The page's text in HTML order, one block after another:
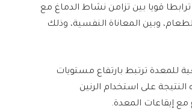
قويا بين تزامن نشاط الدماغ مع
بغض النظر عن تناول الطعام، وبين المعاناة النفسية، وذلك
للمعدة ترتبط بارتفاع مستويات
النتيجة على استخدام الرنين
إيقاعات المعدة.